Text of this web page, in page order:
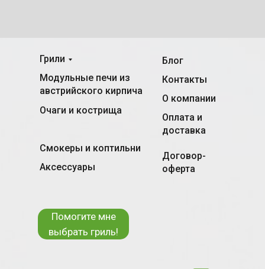
Модульные печи из
австрийского кирпича
Смокеры и коптильни
Очаги и кострища
Контакты
Блог
О компании
Оплата и
доставка
Аксессуары
Грили
Помогите мне
выбрать гриль!
Договор-
оферта